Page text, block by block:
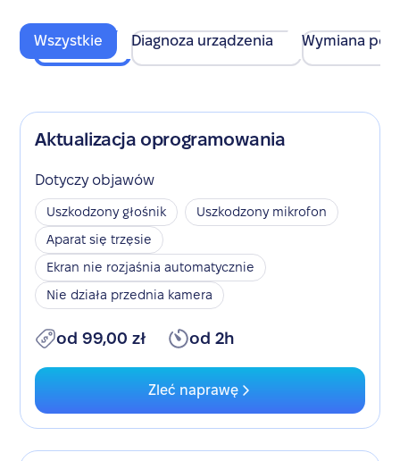
Wszystkie Diagnoza urządzenia Wymiana
Aktualizacja oprogramowania
Dotyczy objawów
Uszkodzony głośnik
Uszkodzony mikrofon
Aparat się trzęsie
Ekran nie rozjaśnia automatycznie
Nie działa przednia kamera
od 99,00 zł od 2h
Zleć naprawę